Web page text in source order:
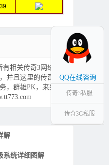
相关传奇3网络游戏
并且这里的传奇3私
，群雄PK，来到这
解
系统详细图解
QQ在线咨询
传奇3私服
传奇3G私服